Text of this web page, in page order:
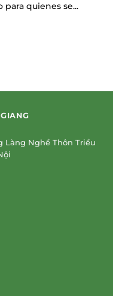
quienes se...
Làng Nghề Thôn Triều